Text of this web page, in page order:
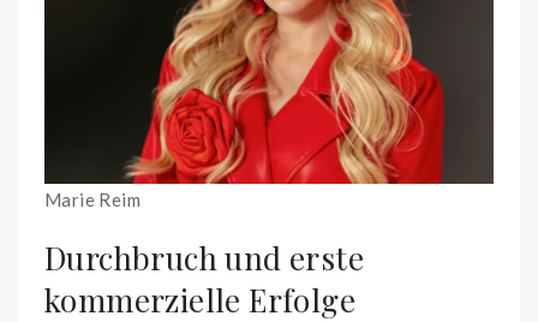
Marie Reim
Durchbruch und erste
kommerzielle Erfolge